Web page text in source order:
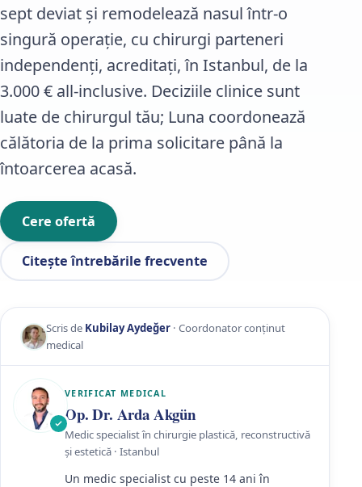
sept deviat și remodelează nasul într-o
singură operație, cu chirurgi parteneri
independenți, acreditați, în Istanbul, de la
3.000 € all-inclusive. Deciziile clinice sunt
luate de chirurgul tău; Luna coordonează
călătoria de la prima solicitare până la
întoarcerea acasă.
Cere ofertă
Citește întrebările frecvente
Scris de Kubilay Aydeğer· Coordonator conținut
medical
VERIFICAT MEDICAL
Op. Dr. Arda Akgün
Medic specialist în chirurgie plastică, reconstructivă
și estetică · Istanbul
Un medic specialist cu peste 14 ani în